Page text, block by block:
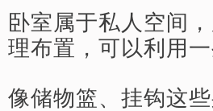
卧室属于私人空间
理布置，可以利用
像储物篮、挂钩这